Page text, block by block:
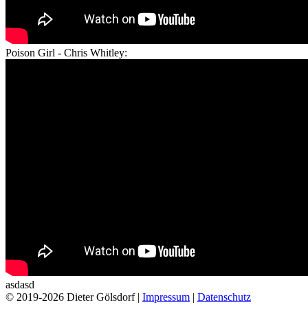
Poison Girl - Chris Whitley:
asdasd
© 2019-2026 Dieter Gölsdorf | Impressum | Datenschutz